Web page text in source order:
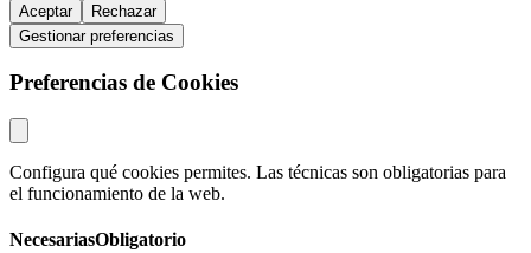
Aceptar
Rechazar
Gestionar preferencias
Preferencias de Cookies
Configura qué cookies permites. Las técnicas son obligatorias para
el funcionamiento de la web.
NecesariasObligatorio